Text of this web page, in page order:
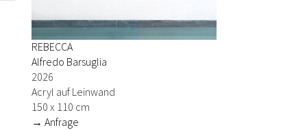
REBECCA
Alfredo Barsuglia
2026
Acryl auf Leinwand
150 x 110 cm
→ Anfrage